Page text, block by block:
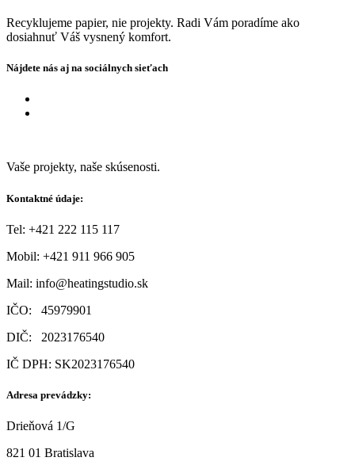
Recyklujeme papier, nie projekty. Radi Vám poradíme ako
dosiahnuť Váš vysnený komfort.
Nájdete nás aj na sociálnych sieťach
Vaše projekty, naše skúsenosti.
Kontaktné údaje:
Tel: +421 222 115 117
Mobil: +421 911 966 905
Mail: info@heatingstudio.sk
IČO: 45979901
DIČ: 2023176540
IČ DPH: SK2023176540
Adresa prevádzky:
Drieňová 1/G
821 01 Bratislava